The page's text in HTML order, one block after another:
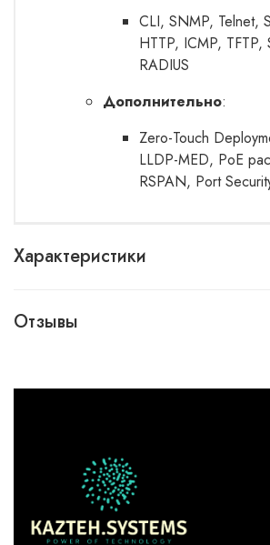
CLI, SNMP, Telnet,
HTTP, ICMP,
RADIUS
Дополнительно:
Zero-Touch
LLDP-MED, PoE
RSPAN, Port
Характеристики
Отзывы